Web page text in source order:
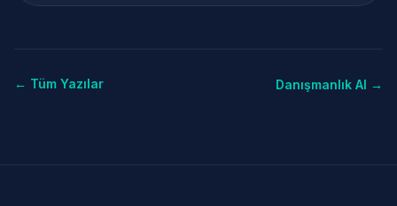
← Tüm Yazılar Danışmanlık Al →